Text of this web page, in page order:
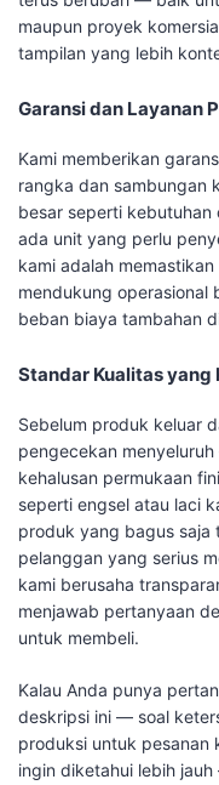
maupun proyek
tampilan yang lebih
Garansi dan Layanan
Kami memberikan
rangka dan sambungan
besar seperti kebutuhan
ada unit yang perlu
kami adalah
mendukung operasional
beban biaya tambahan
Standar Kualitas yang
Sebelum produk keluar
pengecekan
kehalusan permukaan
seperti engsel atau laci
produk yang bagus
pelanggan yang serius
kami berusaha
menjawab pertanyaan
untuk membeli.
Kalau Anda punya
deskripsi ini — soal
produksi untuk pesanan
ingin diketahui lebih